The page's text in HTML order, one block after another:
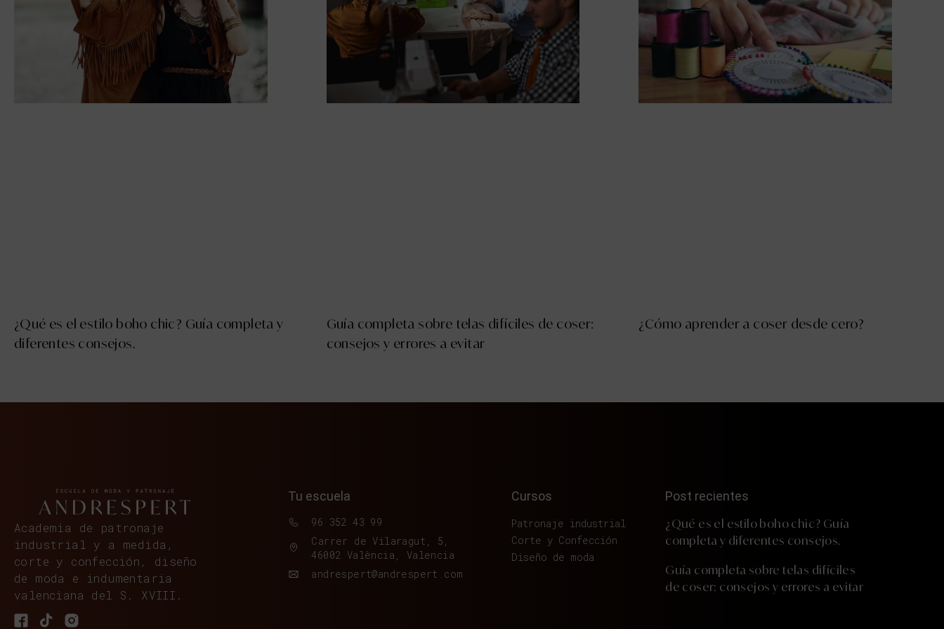
¿Qué es el estilo boho chic? Guía completa y
diferentes consejos.
Guía completa sobre telas difíciles de coser:
consejos y errores a evitar
¿Cómo aprender a coser desde cero?
Academia de patronaje
industrial y a medida,
corte y confección, diseño
de moda e indumentaria
valenciana del S. XVIII.
Tu escuela
96 352 43 99
Carrer de Vilaragut, 5,
46002 València, Valencia
andrespert@andrespert.com
Cursos
Patronaje industrial
Corte y Confección
Diseño de moda
Post recientes
¿Qué es el estilo boho chic? Guía
completa y diferentes consejos.
Guía completa sobre telas difíciles
de coser: consejos y errores a evitar